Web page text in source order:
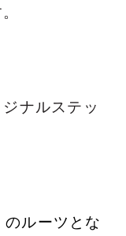
ナルステッ
のルーツとな